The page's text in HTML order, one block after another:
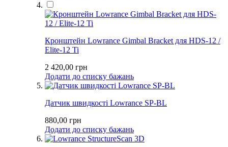
Кронштейн Lowrance Gimbal Bracket для HDS-12 /
Elite-12 Ti
2 420,00 грн
Додати до списку бажань
Датчик швидкості Lowrance SP-BL
880,00 грн
Додати до списку бажань